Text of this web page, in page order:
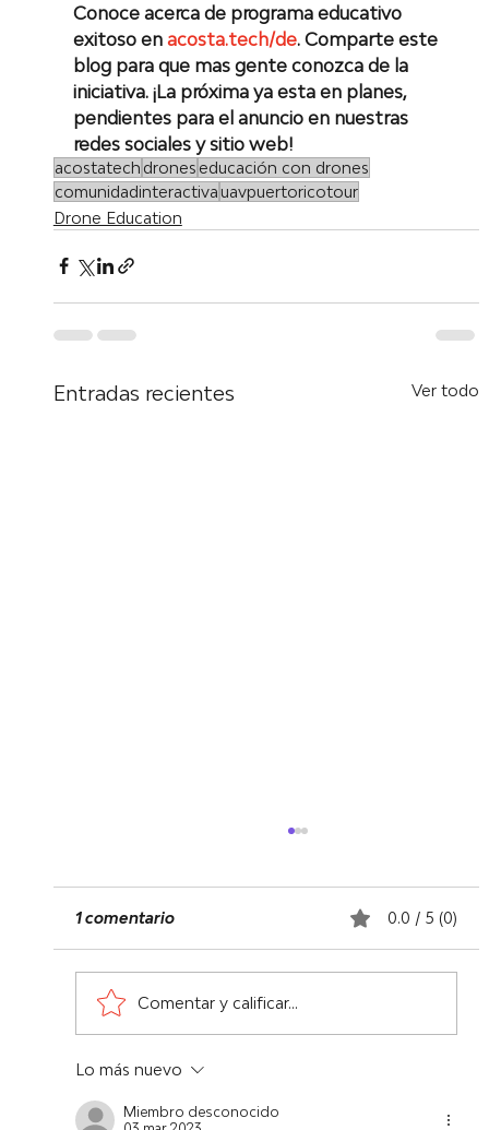
Conoce acerca de programa educativo
﻿exitoso en acosta.tech/de. Comparte este
blog para que mas gente conozca de la
iniciativa. ¡La próxima ya esta en planes,
pendientes para el anuncio en nuestras
redes sociales y sitio web!
acostatech drones educación con drones
comunidadinteractivauavpuertoricotour
Drone Education
Entradas recientes Ver todo
calendario de Julio a Octubre -
1 comentario 0.0 / 5 (0)
Comentar y calificar...
Lo más nuevo
Miembro desconocido